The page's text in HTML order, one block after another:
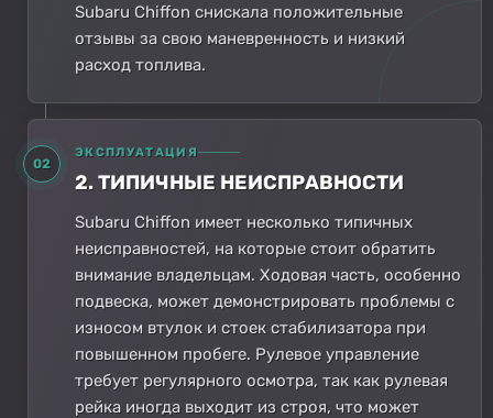
Subaru Chiffon снискала положительные
отзывы за свою маневренность и низкий
расход топлива.
02
ЭКСПЛУАТАЦИЯ
2. ТИПИЧНЫЕ НЕИСПРАВНОСТИ
Subaru Chiffon имеет несколько типичных
неисправностей, на которые стоит обратить
внимание владельцам. Ходовая часть, особенно
подвеска, может демонстрировать проблемы с
износом втулок и стоек стабилизатора при
повышенном пробеге. Рулевое управление
требует регулярного осмотра, так как рулевая
рейка иногда выходит из строя, что может